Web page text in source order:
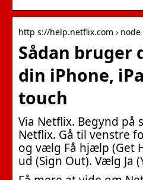
http s://help.netflix.com › node
Sådan bruger
din iPhone,
touch
Via Netflix. Begynd på
Netflix. Gå til venstre
og vælg Få hjælp (Get
ud (Sign Out). Vælg Ja